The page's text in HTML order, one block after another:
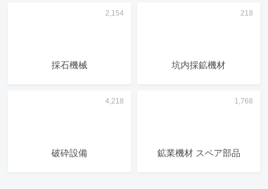
採石機械 坑内採鉱機材
破砕設備 鉱業機材 スペア部品